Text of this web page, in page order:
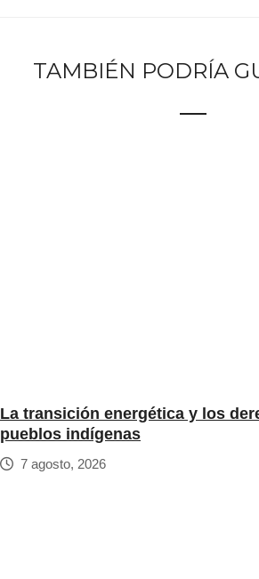
TAMBIÉN PODRÍA
La transición energética y los
pueblos indígenas
7 agosto, 2026